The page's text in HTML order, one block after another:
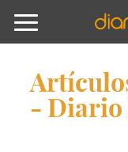
- Diario